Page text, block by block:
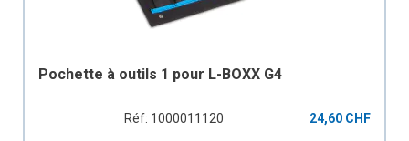
Pochette à outils 1 pour L-BOXX G4
Réf: 1000011120 24,60 CHF